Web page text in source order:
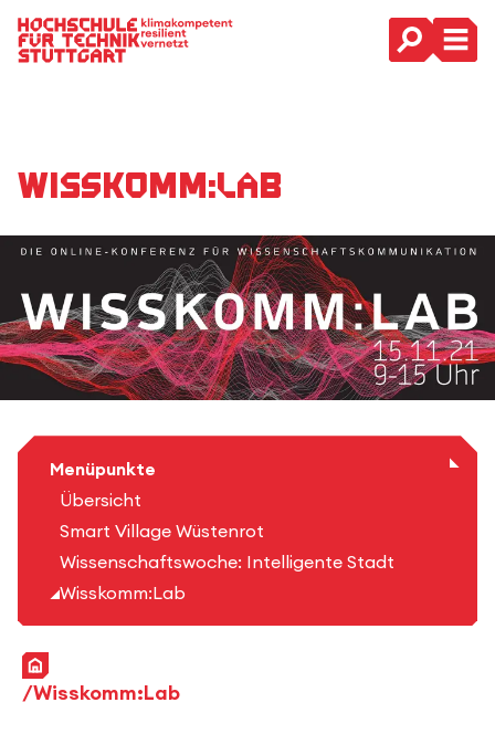
Hauptnavigation
Wisskomm:Lab
Menüpunkte
Übersicht
Smart Village Wüstenrot
Wissenschaftswoche: Intelligente Stadt
Wisskomm:Lab
Startseite
Wisskomm:Lab